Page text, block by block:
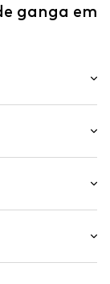
ganga em